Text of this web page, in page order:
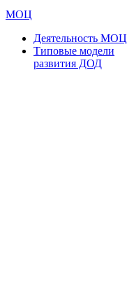
МОЦ
Деятельность МОЦ
Типовые модели
развития ДОД